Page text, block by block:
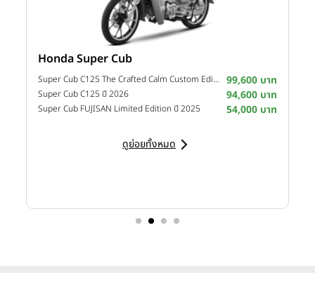
Honda Super Cub
Super Cub C125 The Crafted Calm Custom Edition ปี 2026 99,600 บาท
Super Cub C125 ปี 2026 94,600 บาท
Super Cub FUJISAN Limited Edition ปี 2025 54,000 บาท
ดูย่อยทั้งหมด